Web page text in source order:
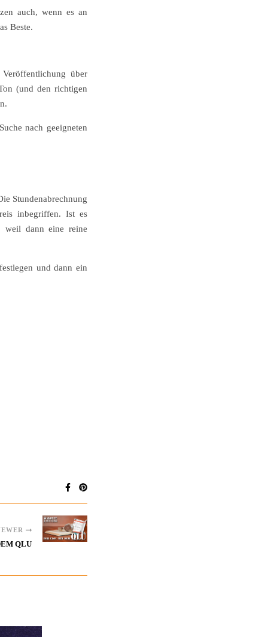
auch, wenn es an
Beste.
über
(und den richtigen
nach geeigneten
Stundenabrechnung
inbegriffen. Ist es
weil dann eine reine
und dann ein
QLU